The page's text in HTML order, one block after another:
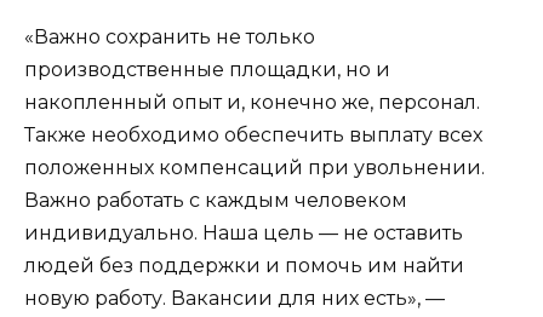
«Важно сохранить не только
производственные площадки, но и
накопленный опыт и, конечно же, персонал.
Также необходимо обеспечить выплату всех
положенных компенсаций при увольнении.
Важно работать с каждым человеком
индивидуально. Наша цель — не оставить
людей без поддержки и помочь им найти
новую работу. Вакансии для них есть», —